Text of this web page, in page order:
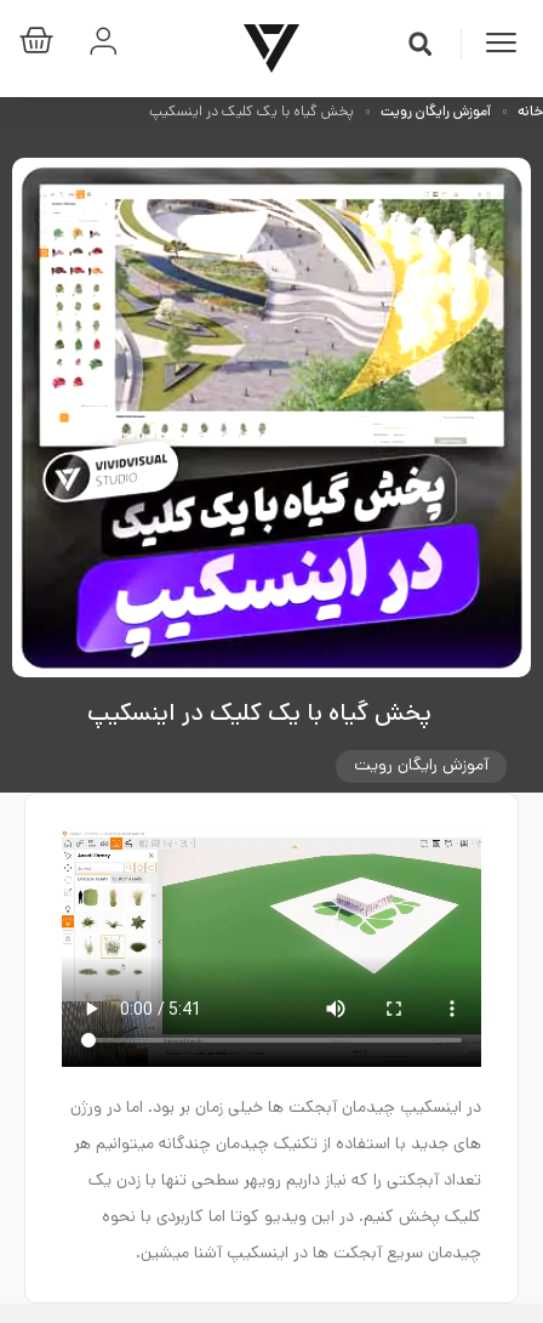
خانه آموزش رایگان رویت پخش گیاه با یک کلیک در اینسکیپ
پخش گیاه با یک کلیک در اینسکیپ
آموزش رایگان رویت
در اینسکیپ چیدمان آبجکت ها خیلی زمان بر بود. اما در ورژن
های جدید با استفاده از تکنیک چیدمان چندگانه میتوانیم هر
تعداد آبجکتی را که نیاز داریم رویهر سطحی تنها با زدن یک
کلیک پخش کنیم. در این ویدیو کوتا اما کاربردی با نحوه
چیدمان سریع آبجکت ها در اینسکیپ آشنا میشین.